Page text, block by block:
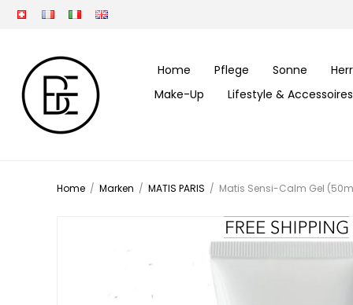
Home Pflege Sonne
Make-Up
Lifestyle & Accessoires
Home / Marken / MATIS PARIS / Matis Sensi-Calm Gel